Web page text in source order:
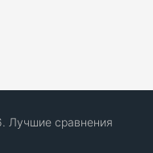
Лучшие сравнения